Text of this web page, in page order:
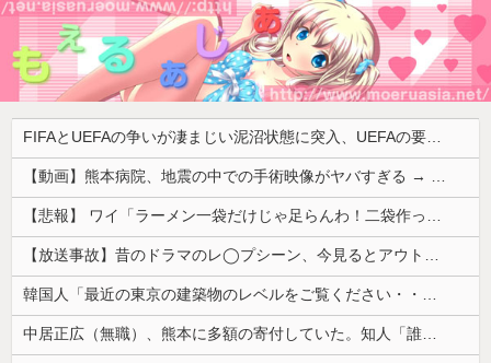
FIFAとUEFAの争いが凄まじい泥沼状態に突入、UEFAの要求を呑んだFIFAだったがUEFA側は強硬姿勢を崩さず……
【動画】熊本病院、地震の中での手術映像がヤバすぎる → 医療機器が飛び交う激震の中で患者を全身で庇う医師らの咄嗟の行動に世界中から絶賛の嵐
【悲報】 ワイ「ラーメン一袋だけじゃ足らんわ！二袋作ったろ！」→結果ｗｗｗ
【放送事故】昔のドラマのレ◯プシーン、今見るとアウトすぎる・・・
韓国人「最近の東京の建築物のレベルをご覧ください・・・」
中居正広（無職）、熊本に多額の寄付していた。知人「誰にも知られなくてもいい、と公表してない」